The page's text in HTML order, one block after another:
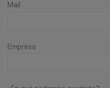
Mail
Empresa